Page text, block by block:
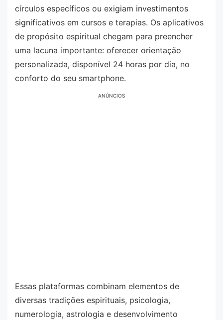
círculos específicos ou exigiam investimentos
significativos em cursos e terapias. Os aplicativos
de propósito espiritual chegam para preencher
uma lacuna importante: oferecer orientação
personalizada, disponível 24 horas por dia, no
conforto do seu smartphone.
ANÚNCIOS
Essas plataformas combinam elementos de
diversas tradições espirituais, psicologia,
numerologia, astrologia e desenvolvimento